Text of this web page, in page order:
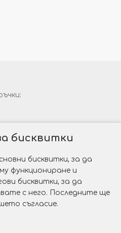
Gold&Silver?
пръстен?
бисквитки
бисквитки, за да
функциониране и
бисквитки, за да
с него. Последните ще
съгласие.